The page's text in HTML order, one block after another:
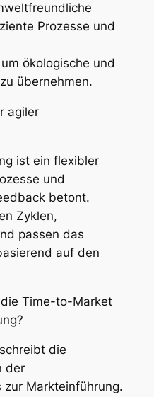
Prozesse und
ökologische und
übernehmen.
agiler
ist ein flexibler
und
betont.
Zyklen,
passen das
auf den
Time-to-Market
die
der
Markteinführung.